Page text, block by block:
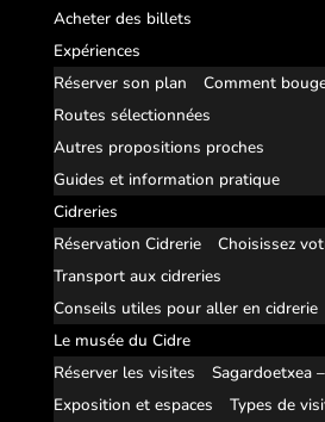
Acheter des billets
Expériences
Réserver son plan
Comment
Routes sélectionnées
Autres propositions proches
Guides et information pratique
Cidreries
Réservation Cidrerie
Choisissez
Transport aux cidreries
Conseils utiles pour aller en cidrerie
Le musée du Cidre
Réserver les visites
Sagardoetxea
Exposition et espaces
Types de